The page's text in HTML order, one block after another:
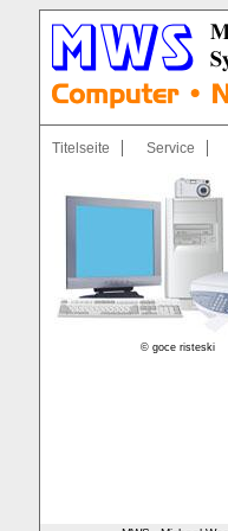
Titelseite Service
© goce risteski